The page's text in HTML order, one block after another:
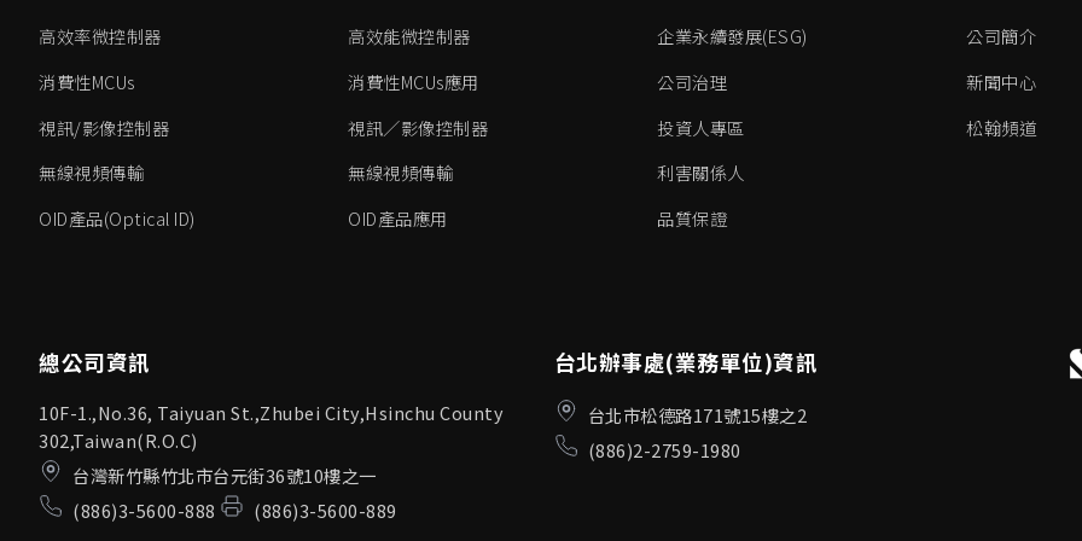
高效率微控制器
消費性MCUs
視訊/影像控制器
無線視頻傳輸
OID產品(Optical ID)
高效能微控制器
消費性MCUs應用
視訊／影像控制器
無線視頻傳輸
OID產品應用
企業永續發展(ESG)
公司治理
投資人專區
利害關係人
品質保證
公司簡介
新聞中心
松翰頻道
總公司資訊
10F-1.,No.36, Taiyuan St.,Zhubei City,Hsinchu County
302,Taiwan(R.O.C)
台灣新竹縣竹北市台元街36號10樓之一
(886)3-5600-888
(886)3-5600-889
台北辦事處(業務單位)資訊
台北市松德路171號15樓之2
(886)2-2759-1980